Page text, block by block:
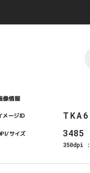
像情報
メージID
サイズ 3485
350dpi :